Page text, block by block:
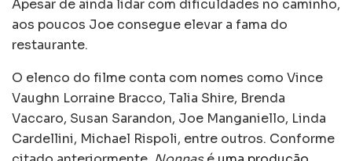
Apesar de ainda lidar com dificuldades no caminho,
aos poucos Joe consegue elevar a fama do
restaurante.
O elenco do filme conta com nomes como Vince
Vaughn Lorraine Bracco, Talia Shire, Brenda
Vaccaro, Susan Sarandon, Joe Manganiello, Linda
Cardellini, Michael Rispoli, entre outros. Conforme